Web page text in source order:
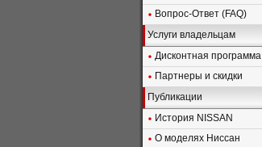
Вопрос-Ответ (FAQ)
Услуги владельцам
Дисконтная программа
Партнеры и скидки
Публикации
История NISSAN
О моделях Ниссан